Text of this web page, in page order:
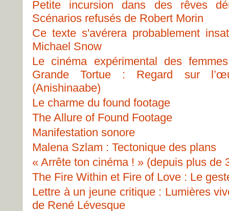
Petite incursion dans des rêves
Scénarios refusés de Robert Morin
Ce texte s'avérera probablement
Michael Snow
Le cinéma expérimental des
Grande Tortue : Regard sur
(Anishinaabe)
Le charme du found footage
The Allure of Found Footage
Manifestation sonore
Malena Szlam : Tectonique des plans
« Arrête ton cinéma ! » (depuis plus de
The Fire Within et Fire of Love : Le
Lettre à un jeune critique : Lumières
de René Lévesque